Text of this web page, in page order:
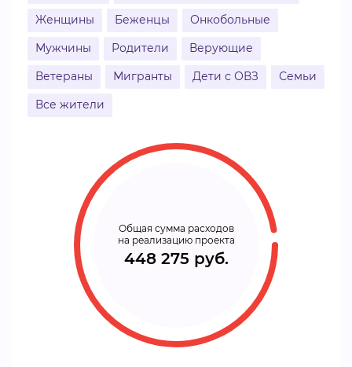
Женщины
Беженцы
Онкобольные
Мужчины
Родители
Верующие
Ветераны
Мигранты Дети с ОВЗ
Семьи
Все жители
Общая сумма расходов
на реализацию проекта
448 275 руб.